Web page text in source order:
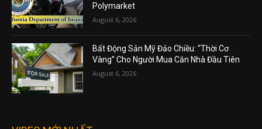
Polymarket
August 6, 2026
Bất Động Sản Mỹ Đảo Chiều: “Thời Cơ
Vàng” Cho Người Mua Căn Nhà Đầu Tiên
August 6, 2026